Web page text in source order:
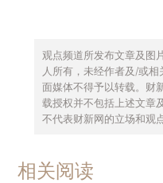
观点频道所发布文章及图
人所有，未经作者及/或
面媒体不得予以转载。财
载授权并不包括上述文章
不代表财新网的立场和观点
相关阅读